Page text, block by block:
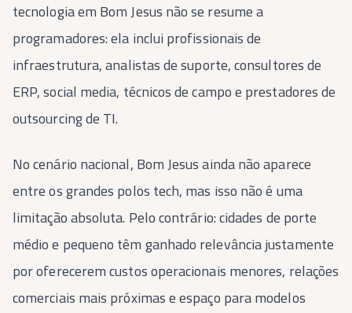
tecnologia em Bom Jesus não se resume a
programadores: ela inclui profissionais de
infraestrutura, analistas de suporte, consultores de
ERP, social media, técnicos de campo e prestadores de
outsourcing de TI.
No cenário nacional, Bom Jesus ainda não aparece
entre os grandes polos tech, mas isso não é uma
limitação absoluta. Pelo contrário: cidades de porte
médio e pequeno têm ganhado relevância justamente
por oferecerem custos operacionais menores, relações
comerciais mais próximas e espaço para modelos